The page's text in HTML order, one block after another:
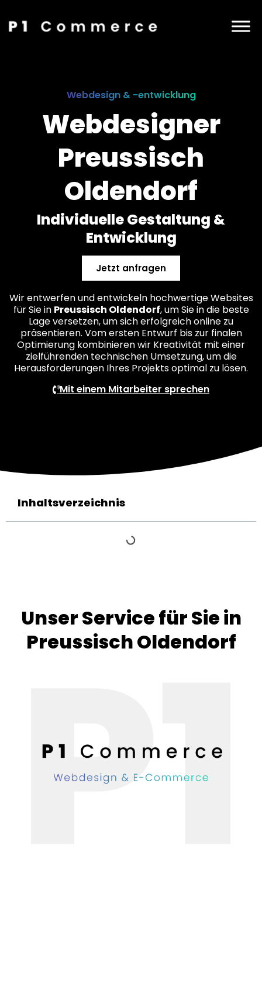
Webdesign & -entwicklung
Webdesigner
Preussisch
Oldendorf
Individuelle Gestaltung &
Entwicklung
Jetzt anfragen
Wir entwerfen und entwickeln hochwertige Websites
für Sie in Preussisch Oldendorf, um Sie in die beste
Lage versetzen, um sich erfolgreich online zu
präsentieren. Vom ersten Entwurf bis zur finalen
Optimierung kombinieren wir Kreativität mit einer
zielführenden technischen Umsetzung, um die
Herausforderungen Ihres Projekts optimal zu lösen.
Mit einem Mitarbeiter sprechen
Inhaltsverzeichnis
Unser Service für Sie in
Preussisch Oldendorf